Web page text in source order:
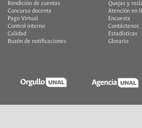
Rendición de cuentas
Concurso docente
Pago Virtual
Control interno
Calidad
Buzón de notificaciones
Quejas y
Atención en
Encuesta
Contáctenos
Estadísticas
Glosario